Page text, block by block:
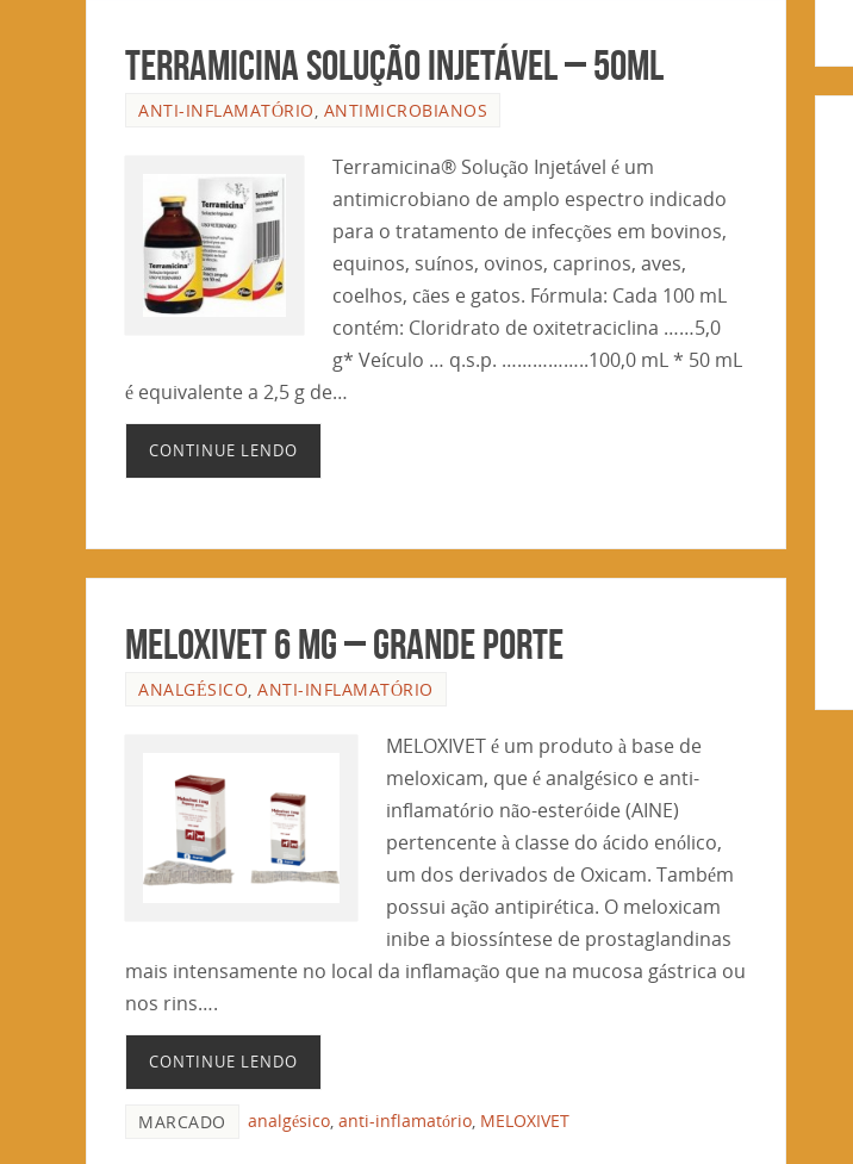
TERRAMICINA SOLUÇÃO INJETÁVEL – 50ml
ANTI-INFLAMATÓRIO, ANTIMICROBIANOS
Terramicina® Solução Injetável é um
antimicrobiano de amplo espectro indicado
para o tratamento de infecções em bovinos,
equinos, suínos, ovinos, caprinos, aves,
coelhos, cães e gatos. Fórmula: Cada 100 mL
contém: Cloridrato de oxitetraciclina ……5,0
g* Veículo … q.s.p. ……………..100,0 mL * 50 mL
é equivalente a 2,5 g de…
CONTINUE LENDO
MELOXIVET 6 mg – GRANDE PORTE
ANALGÉSICO, ANTI-INFLAMATÓRIO
MELOXIVET é um produto à base de
meloxicam, que é analgésico e anti-
inflamatório não-esteróide (AINE)
pertencente à classe do ácido enólico,
um dos derivados de Oxicam. Também
possui ação antipirética. O meloxicam
inibe a biossíntese de prostaglandinas
mais intensamente no local da inflamação que na mucosa gástrica ou
nos rins….
CONTINUE LENDO
MARCADO analgésico, anti-inflamatório, MELOXIVET